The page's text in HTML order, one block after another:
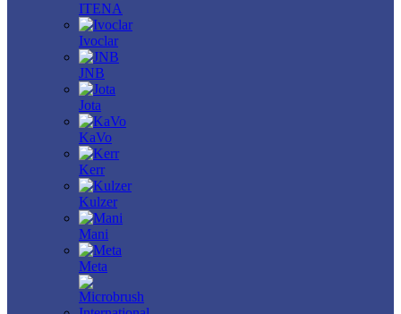
ITENA
Ivoclar
JNB
Jota
KaVo
Kerr
Kulzer
Mani
Meta